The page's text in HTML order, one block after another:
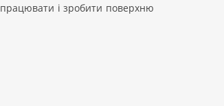
і зробити поверхню